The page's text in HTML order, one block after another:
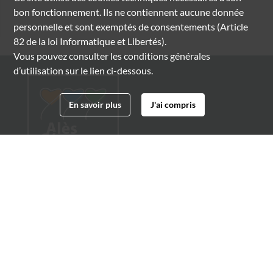
bon fonctionnement. Ils ne contiennent aucune donnée
personnelle et sont exemptés de consentements (Article
82 de la loi Informatique et Libertés).
Vous pouvez consulter les conditions générales
d’utilisation sur le lien ci-dessous.
En savoir plus J'ai compris